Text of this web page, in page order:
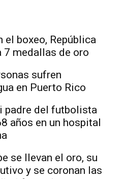
boxeo, República
7 medallas de oro
sufren
en Puerto Rico
padre del futbolista
años en un hospital
se llevan el oro, su
y se coronan las